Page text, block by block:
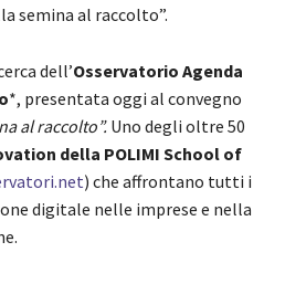
semina al raccolto”.
dell’Osservatorio Agenda
*, presentata oggi al convegno
al raccolto”. Uno degli oltre 50
della POLIMI School of
) che affrontano tutti i
digitale nelle imprese e nella